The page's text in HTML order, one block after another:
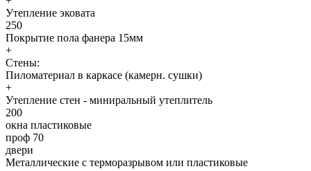
Утепление эковата
250
Покрытие пола фанера 15мм
+
Стены:
Пиломатериал в каркасе (камерн. сушки)
+
Утепление стен - миниральный утеплитель
200
окна пластиковые
проф 70
двери
Металлические с терморазрывом или пластиковые